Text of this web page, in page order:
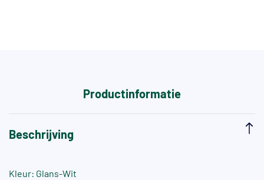
Productinformatie
Beschrijving
Kleur: Glans-Wit